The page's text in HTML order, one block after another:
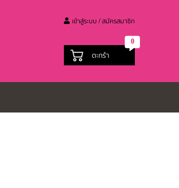
เข้าสู่ระบบ / สมัครสมาชิก
ตะกร้า
0